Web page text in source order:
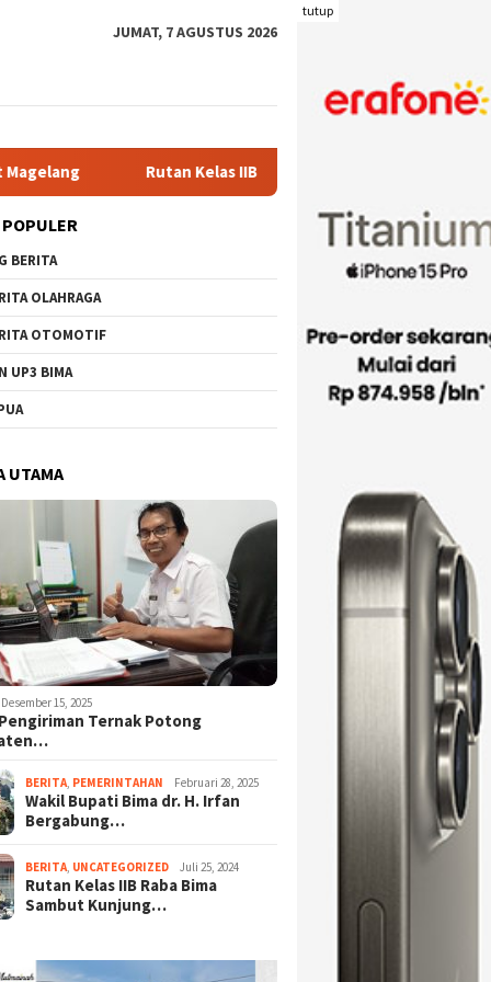
tutup
JUMAT, 7 AGUSTUS 2026
Kelas IIB Raba Bima Sambut Kunjungan Pj. Wali Kota Ir. H.
BERITA
OLAHRAGA
OTOMOTIF
UP3 BIMA
UTAMA
Desember 15, 2025
Ternak Potong
BERITA PEMERINTAHAN Februari 28, 2025
Wakil Bupati Bima dr. H. Irfan
Bergabung…
BERITA UNCATEGORIZED Juli 25, 2024
Rutan Kelas IIB Raba Bima
Sambut Kunjung…